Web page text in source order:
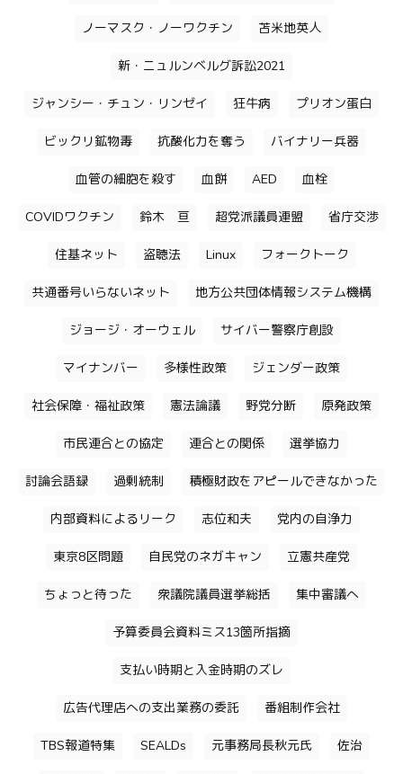
ノーマスク・ノーワクチン 苫米地英人
新・ニュルンベルグ訴訟2021
ジャンシー・チュン・リンゼイ 狂牛病 プリオン蛋白
ビックリ鉱物毒 抗酸化力を奪う バイナリー兵器
血管の細胞を殺す 血餅 AED 血栓
COVIDワクチン 鈴木 亘 超党派議員連盟 省庁交渉
住基ネット 盗聴法 Linux フォークトーク
共通番号いらないネット 地方公共団体情報システム機構
ジョージ・オーウェル サイバー警察庁創設
マイナンバー 多様性政策 ジェンダー政策
社会保障・福祉政策 憲法論議 野党分断 原発政策
市民連合との協定 連合との関係 選挙協力
討論会語録 過剰統制 積極財政をアピールできなかった
内部資料によるリーク 志位和夫 党内の自浄力
東京8区問題 自民党のネガキャン 立憲共産党
ちょっと待った 衆議院議員選挙総括 集中審議へ
予算委員会資料ミス13箇所指摘
支払い時期と入金時期のズレ
広告代理店への支出業務の委託 番組制作会社
TBS報道特集 SEALDs 元事務局長秋元氏 佐治